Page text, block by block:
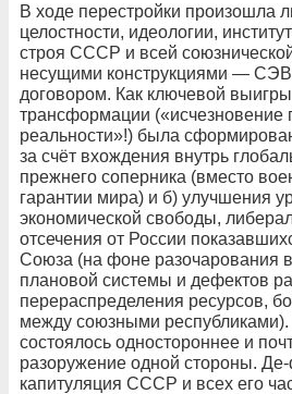
В ходе перестройки произошла
целостности, идеологии,
строя СССР и всей
несущими конструкциями —
договором. Как ключевой
трансформации («исчезновение
реальности»!) была
за счёт вхождения внутрь
прежнего соперника (вместо
гарантии мира) и б) улучшения
экономической свободы,
отсечения от России
Союза (на фоне разочарования
плановой системы и дефектов
перераспределения ресурсов,
между союзными республиками).
состоялось одностороннее и
разоружение одной стороны.
капитуляция СССР и всех его